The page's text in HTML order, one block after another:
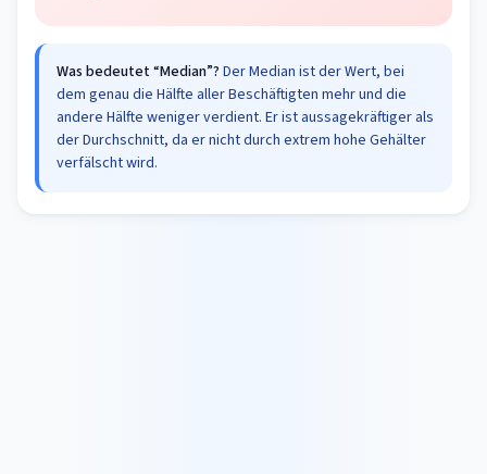
Was bedeutet “Median”? Der Median ist der Wert, bei
dem genau die Hälfte aller Beschäftigten mehr und die
andere Hälfte weniger verdient. Er ist aussagekräftiger als
der Durchschnitt, da er nicht durch extrem hohe Gehälter
verfälscht wird.